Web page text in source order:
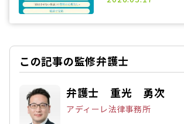
この記事の監修弁護士
弁護士 重光 勇次
アディーレ法律事務所